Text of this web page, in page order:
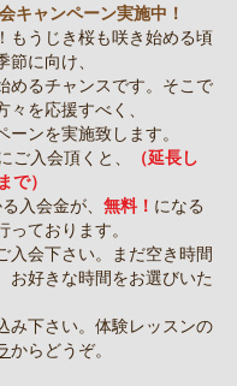
キャンペーン実施中！
もうじき桜も咲き始める頃
に向け、
めるチャンスです。そこで
を応援すべく、
ンを実施致します。
入会頂くと、
（延長し
で）
入会金が、 無料！ になる
ております。
入会下さい。まだ空き時間
お好きな時間をお選びいた
み下さい。体験レッスンの
からどうぞ。